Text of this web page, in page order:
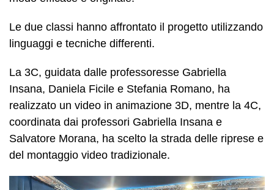
Le due classi hanno affrontato il progetto utilizzando
linguaggi e tecniche differenti.
La 3C, guidata dalle professoresse Gabriella
Insana, Daniela Ficile e Stefania Romano, ha
realizzato un video in animazione 3D, mentre la 4C,
coordinata dai professori Gabriella Insana e
Salvatore Morana, ha scelto la strada delle riprese e
del montaggio video tradizionale.